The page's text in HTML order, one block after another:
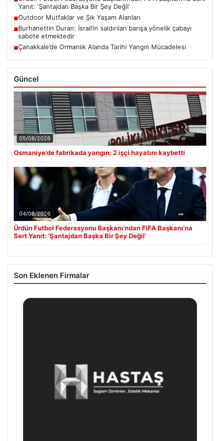
Yanıt: ‘Şantajdan Başka Bir Şey Değil’
■Outdoor Mutfaklar ve Şık Yaşam Alanları
■Burhanettin Duran: İsrail’in saldırıları barışa yönelik çabayı
sabote etmektedir
■Çanakkale’de Ormanlık Alanda Tarihi Yangın Mücadelesi
Güncel
05/08/2026
Osmaniye’de fabrikada yangın: 2 işçi hayatını kaybetti
04/08/2026
Ürdün Futbol Federasyonu Başkanı’ndan FIFA Başkanı’na
Sert Yanıt: ‘Şantajdan Başka Bir Şey Değil’
Son Eklenen Firmalar